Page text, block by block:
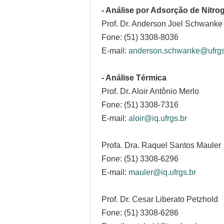
- Análise por Adsorção de
Prof. Dr. Anderson Joel Schwanke
Fone: (51) 3308-8036
E-mail:
- Análise Térmica
Prof. Dr. Aloir Antônio Merlo
Fone: (51) 3308-7316
E-mail: aloir@iq.ufrgs.br
Profa. Dra. Raquel Santos Mauler
Fone: (51) 3308-6296
E-mail: mauler@iq.ufrgs.br
Prof. Dr. Cesar Liberato Petzhold
Fone: (51) 3308-6286